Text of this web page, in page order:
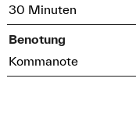
30 Minuten
Benotung
Kommanote